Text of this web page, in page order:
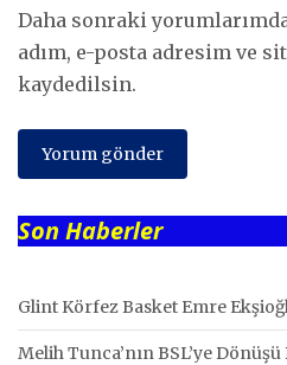
Daha sonraki
adım, e-posta adresim ve
kaydedilsin.
Son Haberler
Glint Körfez Basket Emre
Melih Tunca’nın BSL’ye